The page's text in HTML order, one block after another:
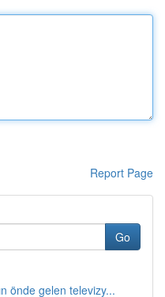
Report Page
Go
önde gelen televizy...